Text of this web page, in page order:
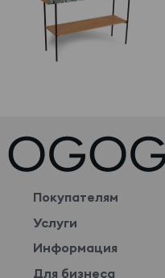
Покупателям
Услуги
Информация
Для бизнеса